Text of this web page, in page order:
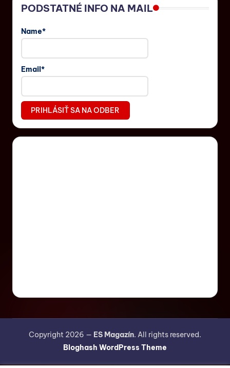
PODSTATNÉ INFO NA MAIL
Name*
Email*
Copyright 2026 — ES Magazín. All rights reserved.
Bloghash WordPress Theme